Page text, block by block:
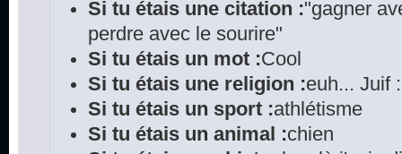
Si tu étais une citation :"gagner
perdre avec le sourire"
Si tu étais un mot :Cool
Si tu étais une religion :euh... Juif
Si tu étais un sport :athlétisme
Si tu étais un animal :chien